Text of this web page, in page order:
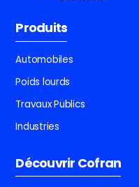
Produits
Automobiles
Poids lourds
Travaux Publics
Industries
Découvrir Cofran